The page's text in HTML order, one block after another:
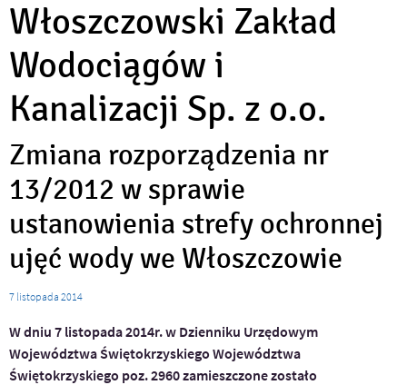
Włoszczowski Zakład
Wodociągów i
Kanalizacji Sp. z o.o.
Zmiana rozporządzenia nr
13/2012 w sprawie
ustanowienia strefy ochronnej
ujęć wody we Włoszczowie
7 listopada 2014
W dniu 7 listopada 2014r. w Dzienniku Urzędowym
Województwa Świętokrzyskiego Województwa
Świętokrzyskiego poz. 2960 zamieszczone zostało